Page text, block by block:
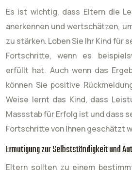
Es ist wichtig, dass Eltern die
anerkennen und wertschätzen,
zu stärken. Loben Sie Ihr Kind für
Fortschritte, wenn es
erfüllt hat. Auch wenn das
können Sie positive
Weise lernt das Kind, dass
Massstab für Erfolg ist und dass
Fortschritte von Ihnen geschätzt
Ermutigung zur Selbstständigkeit und
Eltern sollten zu einem